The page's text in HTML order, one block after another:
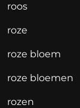
roos
roze
roze bloem
roze bloemen
rozen